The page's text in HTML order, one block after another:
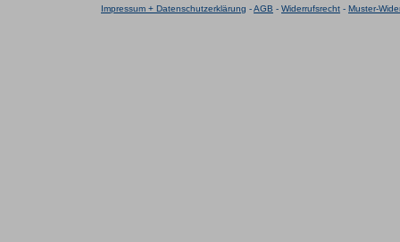
Impressum + Datenschutzerklärung -AGB - Widerrufsrecht - Muster-